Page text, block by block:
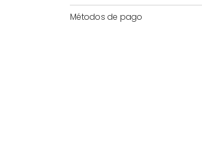
Métodos de pago